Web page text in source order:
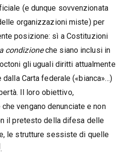
(e dunque sovvenzionata
organizzazioni miste) per
posizione: sì a Costituzioni
a condizioneche siano inclusi in
gli uguali diritti attualmente
dalla Carta federale («bianca»…)
Il loro obiettivo,
vengano denunciate e non
il pretesto della difesa delle
le strutture sessiste di quelle
.